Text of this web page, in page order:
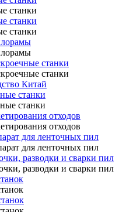
станки
станки
станки
станки
станки
Китай
станки
станки
отходов
отходов
для ленточных пил
для ленточных пил
разводки и сварки пил
разводки и сварки пил